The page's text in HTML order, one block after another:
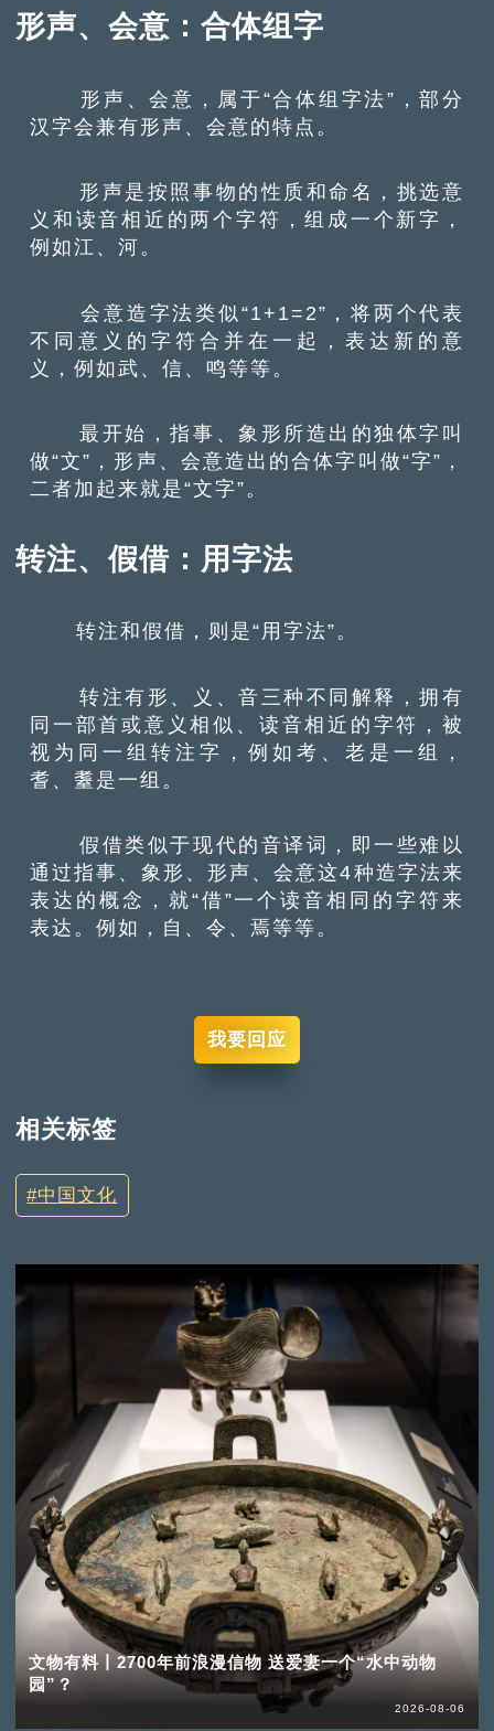
形声、会意：合体组字
形声、会意，属于“合体组字法”，部分
汉字会兼有形声、会意的特点。
形声是按照事物的性质和命名，挑选意
义和读音相近的两个字符，组成一个新字，
例如江、河。
会意造字法类似“1+1=2”，将两个代表
不同意义的字符合并在一起，表达新的意
义，例如武、信、鸣等等。
最开始，指事、象形所造出的独体字叫
做“文”，形声、会意造出的合体字叫做“字”，
二者加起来就是“文字”。
转注、假借：用字法
转注和假借，则是“用字法”。
转注有形、义、音三种不同解释，拥有
同一部首或意义相似、读音相近的字符，被
视为同一组转注字，例如考、老是一组，
耆、耋是一组。
假借类似于现代的音译词，即一些难以
通过指事、象形、形声、会意这4种造字法来
表达的概念，就“借”一个读音相同的字符来
表达。例如，自、令、焉等等。
我要回应
相关标签
中国文化
文物有料丨2700年前浪漫信物 送爱妻一个“水中动物
园”？
2026-08-06